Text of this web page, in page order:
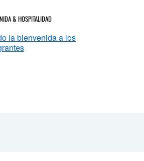
& HOSPITALIDAD
la bienvenida a los